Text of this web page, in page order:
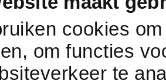
cookies
om functies
te